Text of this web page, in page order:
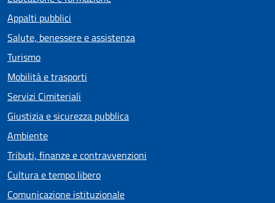
Appalti pubblici
Salute, benessere e assistenza
Turismo
Mobilità e trasporti
Servizi Cimiteriali
Giustizia e sicurezza pubblica
Ambiente
Tributi, finanze e contravvenzioni
Cultura e tempo libero
Comunicazione istituzionale